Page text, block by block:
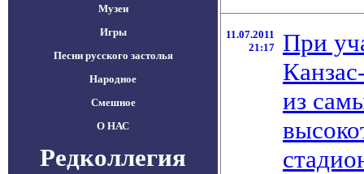
Музеи
Игры
Песни русского застолья
Народное
Смешное
О НАС
Редколлегия
11.07.2011
21:17
При
из